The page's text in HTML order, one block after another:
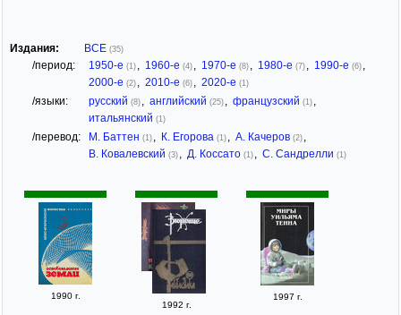
Издания: ВСЕ (35)
/период: 1950-е (1) , 1960-е (4) , 1970-е (8) , 1980-е (7) , 1990-е (6) ,
2000-е (2) , 2010-е (6) , 2020-е (1)
/языки: русский (8) , английский (25) , французский (1) ,
итальянский (1)
/перевод: М. Баттен (1) , К. Егорова (1) , А. Качеров (2) ,
В. Ковалевский (3) , Д. Коссато (1) , С. Сандрелли (1)
1990 г.
1992 г.
1997 г.